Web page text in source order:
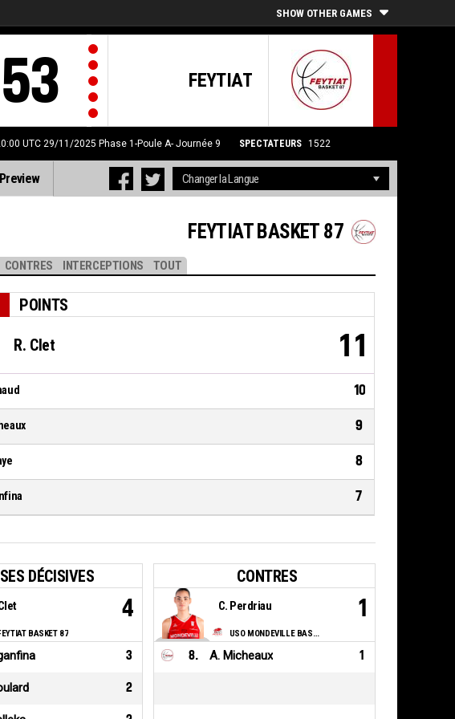
SHOW OTHER GAMES
FEYTIAT
53
UTC 29/11/2025 Phase 1-Poule A- Journée 9 SPECTATEURS 1522
Preview
CONTRES INTERCEPTIONS TOUT
FEYTIAT BASKET 87
POINTS
R. Clet 11
10
9
8
7
DÉCISIVES
BASKET 87
4
3
2
CONTRES
USO MONDEVILLE BASKET
C. Perdriau 1
8. A. Micheaux 1